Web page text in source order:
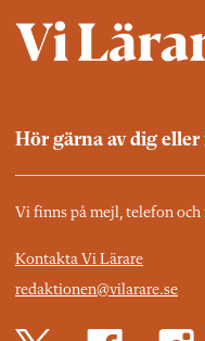
Hör gärna av dig eller
Vi finns på mejl, telefon och
Kontakta Vi Lärare
redaktionen@vilarare.se